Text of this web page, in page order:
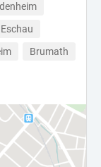
Eschau
Brumath